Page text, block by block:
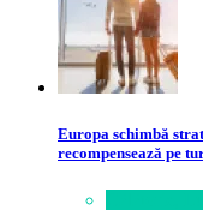
Europa schimbă
recompensează pe